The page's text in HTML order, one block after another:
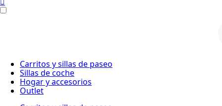
Carritos y sillas de paseo
Sillas de coche
Hogar y accesorios
Outlet